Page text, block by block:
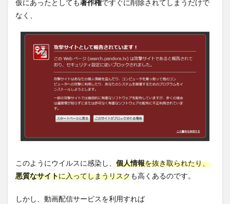
仮にあったとしても著作権ですぐに削除されてしまうだけで
なく、
このようにウイルスに感染し、 個人情報を抜き取られたり、
悪質なサイトに入ってしまうリスクも高くあるのです。
しかし、動画配信サービスを利用すれば